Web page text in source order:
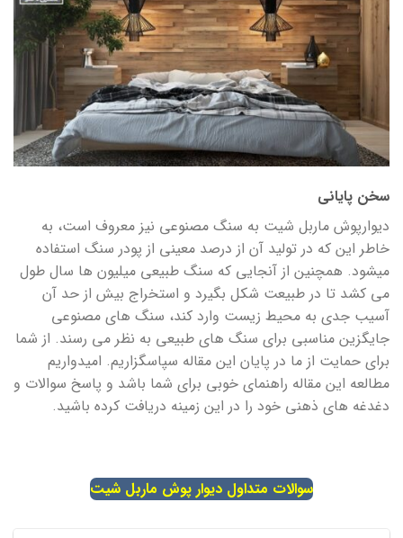
سخن پایانی
دیوارپوش ماربل شیت به سنگ مصنوعی نیز معروف است، به
خاطر این که در تولید آن از درصد معینی از پودر سنگ استفاده
میشود. همچنین از آنجایی که سنگ طبیعی میلیون ها سال طول
می کشد تا در طبیعت شکل بگیرد و استخراج بیش از حد آن
آسیب جدی به محیط زیست وارد کند، سنگ های مصنوعی
جایگزین مناسبی برای سنگ های طبیعی به نظر می رسند. از شما
برای حمایت از ما در پایان این مقاله سپاسگزاریم. امیدواریم
مطالعه این مقاله راهنمای خوبی برای شما باشد و پاسخ سوالات و
دغدغه های ذهنی خود را در این زمینه دریافت کرده باشید.
سوالات متداول دیوار پوش ماربل شیت